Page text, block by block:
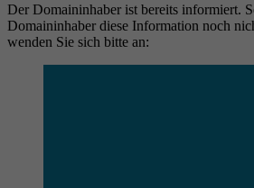
Der Domaininhaber ist bereits informiert.
Domaininhaber diese Information noch
wenden Sie sich bitte an: